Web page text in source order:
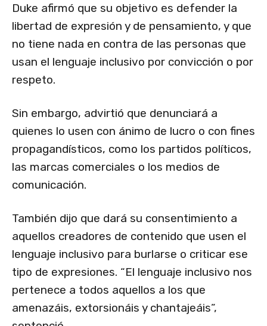
Duke afirmó que su objetivo es defender la
libertad de expresión y de pensamiento, y que
no tiene nada en contra de las personas que
usan el lenguaje inclusivo por convicción o por
respeto.
Sin embargo, advirtió que denunciará a
quienes lo usen con ánimo de lucro o con fines
propagandísticos, como los partidos políticos,
las marcas comerciales o los medios de
comunicación.
También dijo que dará su consentimiento a
aquellos creadores de contenido que usen el
lenguaje inclusivo para burlarse o criticar ese
tipo de expresiones. “El lenguaje inclusivo nos
pertenece a todos aquellos a los que
amenazáis, extorsionáis y chantajeáis”,